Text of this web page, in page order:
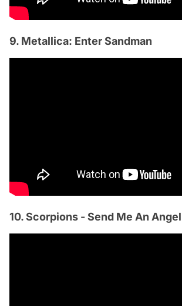
9. Metallica: Enter Sandman
10. Scorpions - Send Me An Angel